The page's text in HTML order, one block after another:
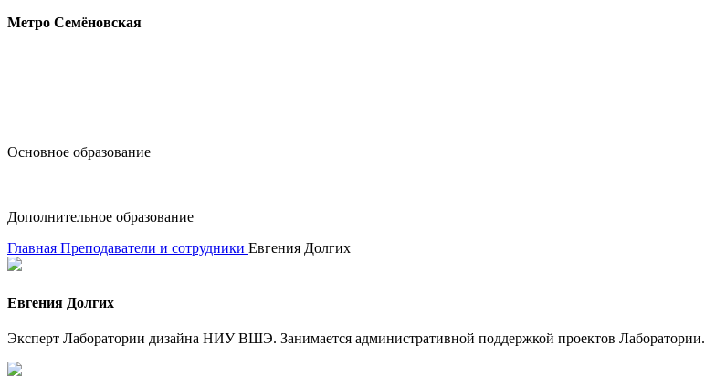
Метро Семёновская
Основное образование
Дополнительное образование
Главная Преподаватели и сотрудники Евгения Долгих
Евгения Долгих
Эксперт Лаборатории дизайна НИУ ВШЭ. Занимается административной поддержкой проектов Лаборатории.